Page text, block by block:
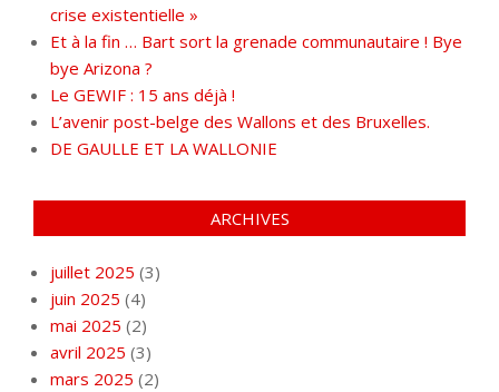
crise existentielle »
Et à la fin … Bart sort la grenade communautaire ! Bye
bye Arizona ?
Le GEWIF : 15 ans déjà !
L’avenir post-belge des Wallons et des Bruxelles.
DE GAULLE ET LA WALLONIE
ARCHIVES
juillet 2025 (3)
juin 2025 (4)
mai 2025 (2)
avril 2025 (3)
mars 2025 (2)